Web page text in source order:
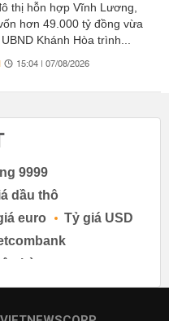
thị hỗn hợp Vĩnh Lương,
hơn 49.000 tỷ đồng vừa
Khánh Hòa trình...
15:04 | 07/08/2026
9999
dầu thô
euro
Tỷ giá USD
hàng
tiền gửi